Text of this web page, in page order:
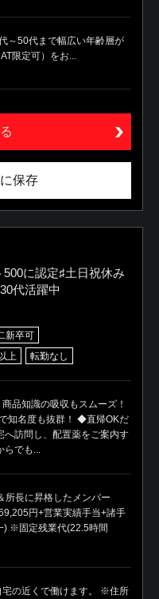
～50代まで幅広い年齢層が
限定可）をお...
保存
に認定♯土日祝休み
代活躍中
新卒可
上 転勤なし
品知識の吸収もスムーズ！
知名度も抜群！ ◆直帰OKだ
へ訪問し、配置薬をご案内す
らでも...
所長に昇格したメンバー
円+営業実績手当+諸手
) ※固定残業代(22.5時間
の近くで働けます。 ※住所